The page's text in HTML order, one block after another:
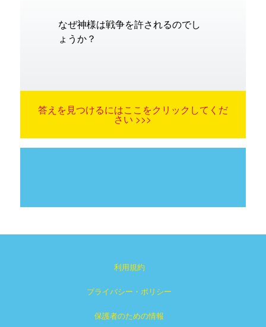
なぜ神様は戦争を許されるのでし
ょうか？
答えを見つけるにはここをクリックしてくだ
さい >>>
利用規約
プライバシー・ポリシー
保護者のための情報